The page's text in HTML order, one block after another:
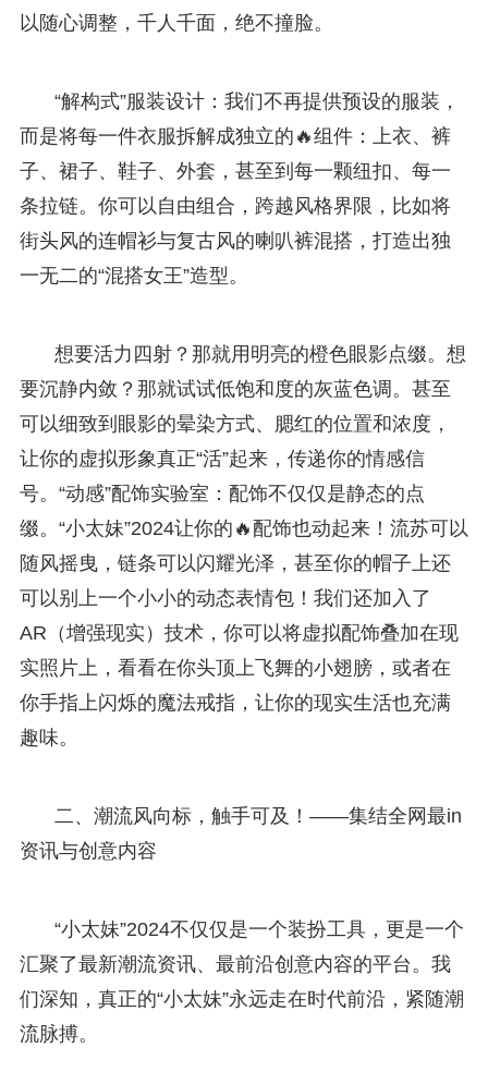
以随心调整，千人千面，绝不撞脸。
“解构式”服装设计：我们不再提供预设的服装，
而是将每一件衣服拆解成独立的🔥组件：上衣、裤
子、裙子、鞋子、外套，甚至到每一颗纽扣、每一
条拉链。你可以自由组合，跨越风格界限，比如将
街头风的连帽衫与复古风的喇叭裤混搭，打造出独
一无二的“混搭女王”造型。
想要活力四射？那就用明亮的橙色眼影点缀。想
要沉静内敛？那就试试低饱和度的灰蓝色调。甚至
可以细致到眼影的晕染方式、腮红的位置和浓度，
让你的虚拟形象真正“活”起来，传递你的情感信
号。“动感”配饰实验室：配饰不仅仅是静态的点
缀。“小太妹”2024让你的🔥配饰也动起来！流苏可以
随风摇曳，链条可以闪耀光泽，甚至你的帽子上还
可以别上一个小小的动态表情包！我们还加入了
AR（增强现实）技术，你可以将虚拟配饰叠加在现
实照片上，看看在你头顶上飞舞的小翅膀，或者在
你手指上闪烁的魔法戒指，让你的现实生活也充满
趣味。
二、潮流风向标，触手可及！——集结全网最in
资讯与创意内容
“小太妹”2024不仅仅是一个装扮工具，更是一个
汇聚了最新潮流资讯、最前沿创意内容的平台。我
们深知，真正的“小太妹”永远走在时代前沿，紧随潮
流脉搏。